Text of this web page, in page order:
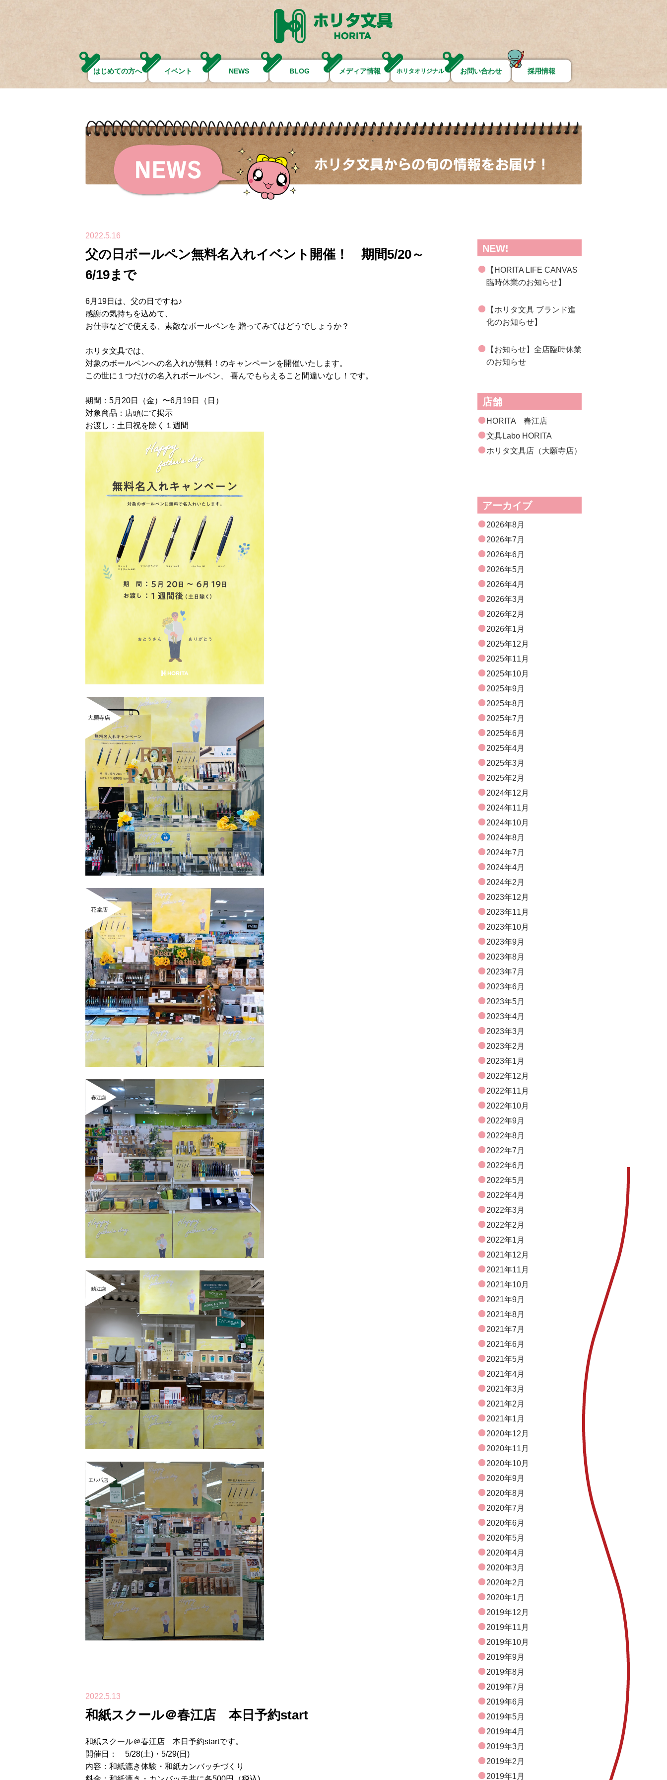
はじめての方へ イベント NEWS BLOG メディア情報 ホリタオリジナル お問い合わせ 採用情報
2022.5.16
父の日ボールペン無料名入れイベント開催！ 期間5/20～
6/19まで
6月19日は、父の日ですね♪
感謝の気持ちを込めて、
お仕事などで使える、素敵なボールペンを 贈ってみてはどうでしょうか？
ホリタ文具では、
対象のボールペンへの名入れが無料！のキャンペーンを開催いたします。
この世に１つだけの名入れボールペン、 喜んでもらえること間違いなし！です。
期間：5月20日（金）〜6月19日（日）
対象商品：店頭にて掲示
お渡し：土日祝を除く１週間
2022.5.13
和紙スクール＠春江店 本日予約start
和紙スクール＠春江店 本日予約startです。
開催日： 5/28(土)・5/29(日)
内容：和紙漉き体験・和紙カンバッチづくり
NEW!
【HORITA LIFE CANVAS
臨時休業のお知らせ】
【ホリタ文具 ブランド進
化のお知らせ】
【お知らせ】全店臨時休業
のお知らせ
店舗
HORITA 春江店
文具Labo HORITA
ホリタ文具店（大願寺店）
アーカイブ
2026年8月
2026年7月
2026年6月
2026年5月
2026年4月
2026年3月
2026年2月
2026年1月
2025年12月
2025年11月
2025年10月
2025年9月
2025年8月
2025年7月
2025年6月
2025年4月
2025年3月
2025年2月
2024年12月
2024年11月
2024年10月
2024年8月
2024年7月
2024年4月
2024年2月
2023年12月
2023年11月
2023年10月
2023年9月
2023年8月
2023年7月
2023年6月
2023年5月
2023年4月
2023年3月
2023年2月
2023年1月
2022年12月
2022年11月
2022年10月
2022年9月
2022年8月
2022年7月
2022年6月
2022年5月
2022年4月
2022年3月
2022年2月
2022年1月
2021年12月
2021年11月
2021年10月
2021年9月
2021年8月
2021年7月
2021年6月
2021年5月
2021年4月
2021年3月
2021年2月
2021年1月
2020年12月
2020年11月
2020年10月
2020年9月
2020年8月
2020年7月
2020年6月
2020年5月
2020年4月
2020年3月
2020年2月
2020年1月
2019年12月
2019年11月
2019年10月
2019年9月
2019年8月
2019年7月
2019年6月
2019年5月
2019年4月
2019年3月
2019年2月
2019年1月